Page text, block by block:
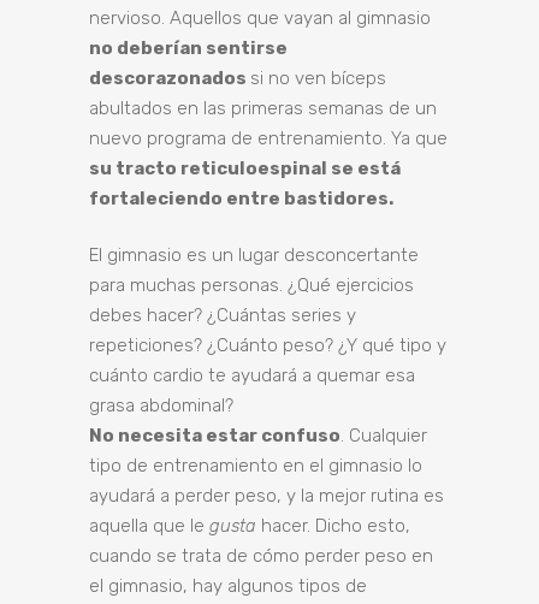
nervioso. Aquellos que vayan al gimnasio
no deberían sentirse
descorazonados si no ven bíceps
abultados en las primeras semanas de un
nuevo programa de entrenamiento. Ya que
su tracto reticuloespinal se está
fortaleciendo entre bastidores.
El gimnasio es un lugar desconcertante
para muchas personas. ¿Qué ejercicios
debes hacer? ¿Cuántas series y
repeticiones? ¿Cuánto peso? ¿Y qué tipo y
cuánto cardio te ayudará a quemar esa
grasa abdominal?
No necesita estar confuso. Cualquier
tipo de entrenamiento en el gimnasio lo
ayudará a perder peso, y la mejor rutina es
aquella que le gusta hacer. Dicho esto,
cuando se trata de cómo perder peso en
el gimnasio, hay algunos tipos de